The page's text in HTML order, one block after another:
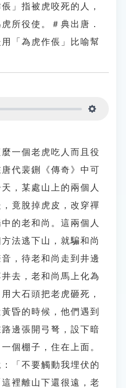
」指被虎咬死的人，
所役使。＃典出唐．
「為虎作倀」比喻幫
一個老虎吃人而且役
代裴鉶《傳奇》中可
，某處山上的兩個人
竟脫掉虎皮，改穿禪
的老和尚。這兩個人
法逃下山，就騙和尚
，待老和尚走到井邊
去，老和尚馬上化為
大石頭把老虎砸死，
昏的時候，他們遇到
邊張開弓弩，設下暗
個棚子，住在上面。
「不要觸動我埋伏的
裡離山下還很遠，老